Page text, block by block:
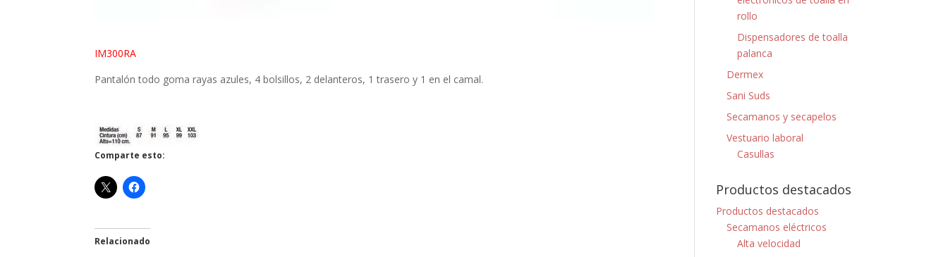
IM300RA
Pantalón todo goma rayas azules, 4 bolsillos, 2 delanteros, 1 trasero y 1 en el camal.
Comparte esto:
Relacionado
rollo
Dispensadores de toalla
palanca
Dermex
Sani Suds
Secamanos y secapelos
Vestuario laboral
Casullas
Productos destacados
Productos destacados
Secamanos eléctricos
Alta velocidad